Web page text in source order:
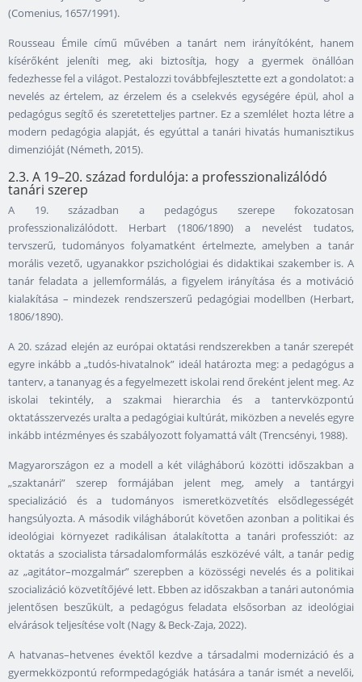
(Comenius, 1657/1991).
Rousseau Émile című művében a tanárt nem irányítóként, hanem
kísérőként jeleníti meg, aki biztosítja, hogy a gyermek önállóan
fedezhesse fel a világot. Pestalozzi továbbfejlesztette ezt a gondolatot: a
nevelés az értelem, az érzelem és a cselekvés egységére épül, ahol a
pedagógus segítő és szeretetteljes partner. Ez a szemlélet hozta létre a
modern pedagógia alapját, és egyúttal a tanári hivatás humanisztikus
dimenzióját (Németh, 2015).
2.3. A 19–20. század fordulója: a professzionalizálódó
tanári szerep
A 19. században a pedagógus szerepe fokozatosan
professzionalizálódott. Herbart (1806/1890) a nevelést tudatos,
tervszerű, tudományos folyamatként értelmezte, amelyben a tanár
morális vezető, ugyanakkor pszichológiai és didaktikai szakember is. A
tanár feladata a jellemformálás, a figyelem irányítása és a motiváció
kialakítása – mindezek rendszerszerű pedagógiai modellben (Herbart,
1806/1890).
A 20. század elején az európai oktatási rendszerekben a tanár szerepét
egyre inkább a „tudós-hivatalnok” ideál határozta meg: a pedagógus a
tanterv, a tananyag és a fegyelmezett iskolai rend őreként jelent meg. Az
iskolai tekintély, a szakmai hierarchia és a tantervközpontú
oktatásszervezés uralta a pedagógiai kultúrát, miközben a nevelés egyre
inkább intézményes és szabályozott folyamattá vált (Trencsényi, 1988).
Magyarországon ez a modell a két világháború közötti időszakban a
„szaktanári” szerep formájában jelent meg, amely a tantárgyi
specializáció és a tudományos ismeretközvetítés elsődlegességét
hangsúlyozta. A második világháborút követően azonban a politikai és
ideológiai környezet radikálisan átalakította a tanári professziót: az
oktatás a szocialista társadalomformálás eszközévé vált, a tanár pedig
az „agitátor–mozgalmár” szerepben a közösségi nevelés és a politikai
szocializáció közvetítőjévé lett. Ebben az időszakban a tanári autonómia
jelentősen beszűkült, a pedagógus feladata elsősorban az ideológiai
elvárások teljesítése volt (Nagy & Beck-Zaja, 2022).
A hatvanas–hetvenes évektől kezdve a társadalmi modernizáció és a
gyermekközpontú reformpedagógiák hatására a tanár ismét a nevelői,